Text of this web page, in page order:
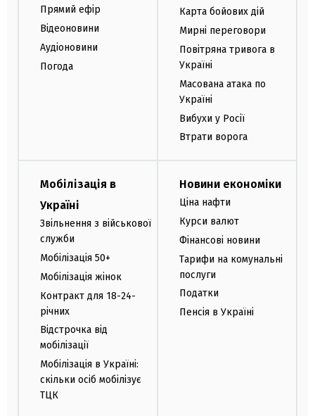
Прямий ефір
Відеоновини
Аудіоновини
Погода
Карта бойових дій
Мирні переговори
Повітряна тривога в
Україні
Масована атака по
Україні
Вибухи у Росії
Втрати ворога
Мобілізація в
Україні
Звільнення з військової
служби
Мобілізація 50+
Мобілізація жінок
Контракт для 18-24-
річних
Відстрочка від
мобілізації
Мобілізація в Україні:
скільки осіб мобілізує
ТЦК
Новини економіки
Ціна нафти
Курси валют
Фінансові новини
Тарифи на комунальні
послуги
Податки
Пенсія в Україні